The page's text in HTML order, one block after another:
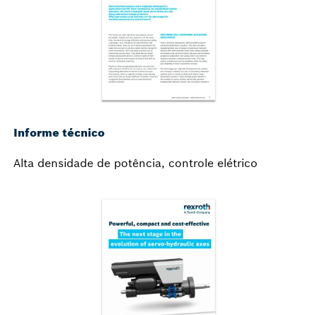
Informe técnico
Alta densidade de potência, controle elétrico